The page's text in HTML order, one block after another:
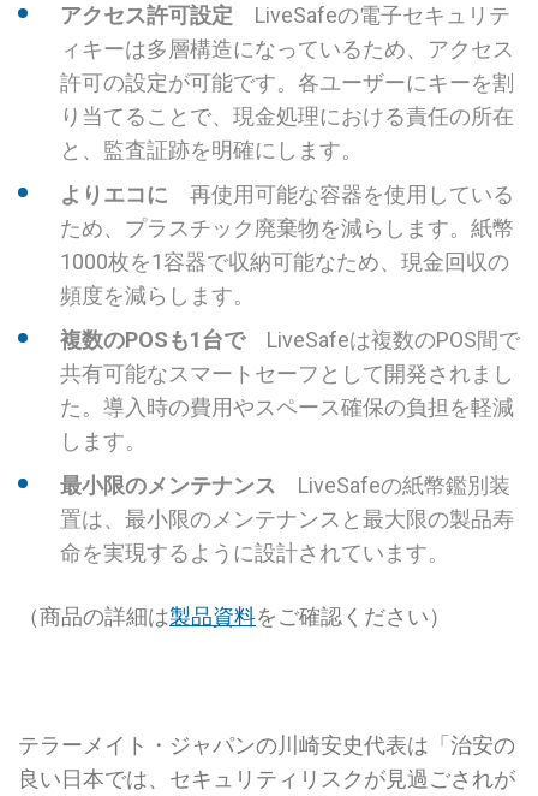
アクセス許可設定 LiveSafeの電子セキュリテ
ィキーは多層構造になっているため、アクセス
許可の設定が可能です。各ユーザーにキーを割
り当てることで、現金処理における責任の所在
と、監査証跡を明確にします。
よりエコに 再使用可能な容器を使用している
ため、プラスチック廃棄物を減らします。紙幣
1000枚を1容器で収納可能なため、現金回収の
頻度を減らします。
複数のPOSも1台で LiveSafeは複数のPOS間で
共有可能なスマートセーフとして開発されまし
た。導入時の費用やスペース確保の負担を軽減
します。
最小限のメンテナンス LiveSafeの紙幣鑑別装
置は、最小限のメンテナンスと最大限の製品寿
命を実現するように設計されています。
（商品の詳細は製品資料をご確認ください）
テラーメイト・ジャパンの川崎安史代表は「治安の
良い日本では、セキュリティリスクが見過ごされが